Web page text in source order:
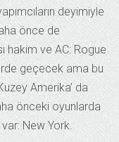
deyimiyle
önce de
hakim ve AC: Rogue
geçecek ama bu
Amerika’ da
önceki oyunlarda
New York.